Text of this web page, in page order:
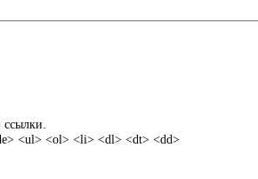
<ul> <ol> <li> <dl> <dt> <dd>